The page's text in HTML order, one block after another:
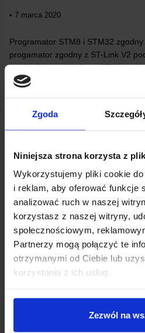
Zgoda
Niniejsza strona korzysta z
Wykorzystujemy pliki cookie
i reklam, aby oferować funkcje
analizować ruch w naszej
korzystasz z naszej witryny,
społecznościowym,
Partnerzy mogą połączyć te
otrzymanymi od Ciebie lub
korzystania z ich usług.
Zezwól na
• 7 marca 2020
Programator STM8 i STM32
progamator zgodny z ST-Link V2
oryginalny produkt firmy